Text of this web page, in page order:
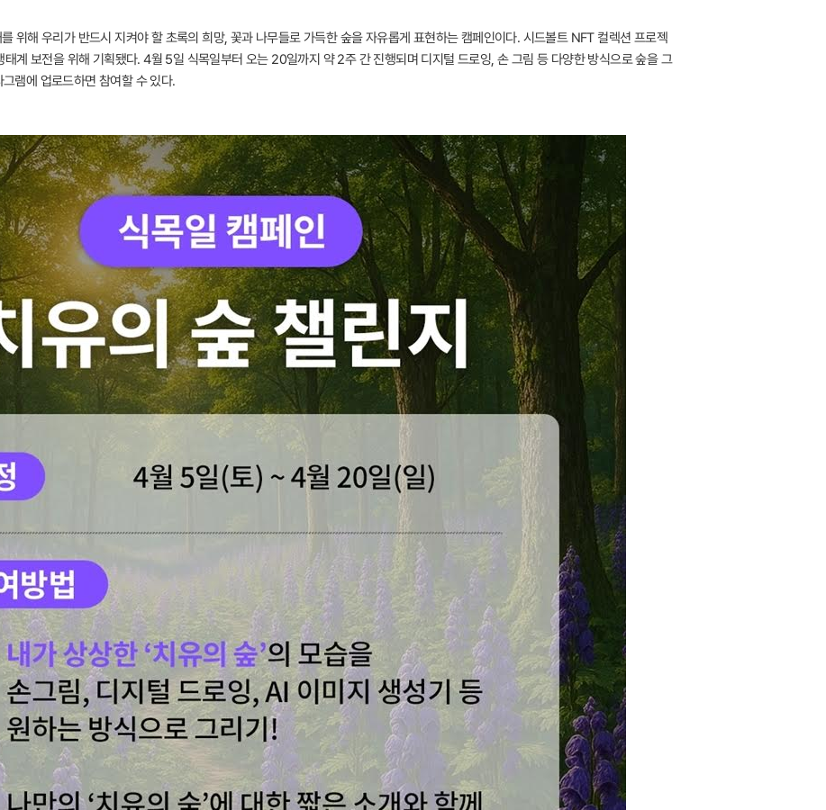
위해 우리가 반드시 지켜야 할 초록의 희망, 꽃과 나무들로 가득한 숲을 자유롭게 표현하는 캠페인이다. 시드볼트 NFT 컬렉션 프로젝
계 보전을 위해 기획됐다. 4월 5일 식목일부터 오는 20일까지 약 2주 간 진행되며 디지털 드로잉, 손 그림 등 다양한 방식으로 숲을 그
램에 업로드하면 참여할 수 있다.